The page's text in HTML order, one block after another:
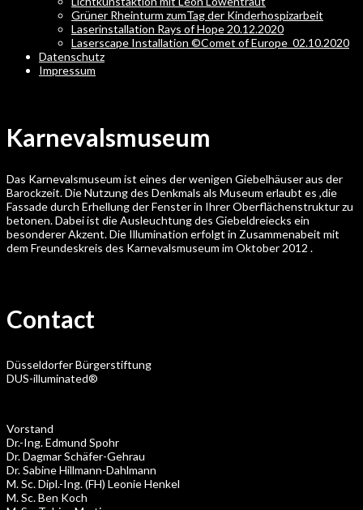
Grüner Rheinturm zumTag der Kinderhospizarbeit
Laserinstallation Rays of Hope 20.12.2020
Laserscape Installation ©Comet of Europe_02.10.2020
Datenschutz
Impressum
Karnevalsmuseum
Das Karnevalsmuseum ist eines der wenigen Giebelhäuser aus der
Barockzeit. Die Nutzung des Denkmals als Museum erlaubt es ,die
Fassade durch Erhellung der Fenster in Ihrer Oberflächenstruktur zu
betonen. Dabei ist die Ausleuchtung des Giebeldreiecks ein
besonderer Akzent. Die Illumination erfolgt in Zusammenabeit mit
dem Freundeskreis des Karnevalsmuseum im Oktober 2012 .
Contact
Düsseldorfer Bürgerstiftung
DUS-illuminated®
Vorstand
Dr.-Ing. Edmund Spohr
Dr. Dagmar Schäfer-Gehrau
Dr. Sabine Hillmann-Dahlmann
M. Sc. Dipl.-Ing. (FH) Leonie Henkel
M. Sc. Ben Koch